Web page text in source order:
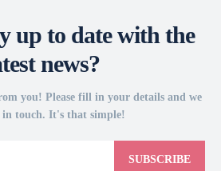
up to date with the
news?
you! Please fill in your details and we
touch. It's that simple!
SUBSCRIBE